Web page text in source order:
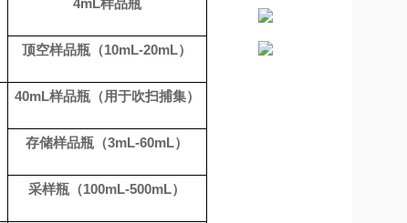
4mL样品瓶
顶空样品瓶（10mL-20mL）
40mL样品瓶（用于吹扫捕集）
存储样品瓶（3mL-60mL）
采样瓶（100mL-500mL）